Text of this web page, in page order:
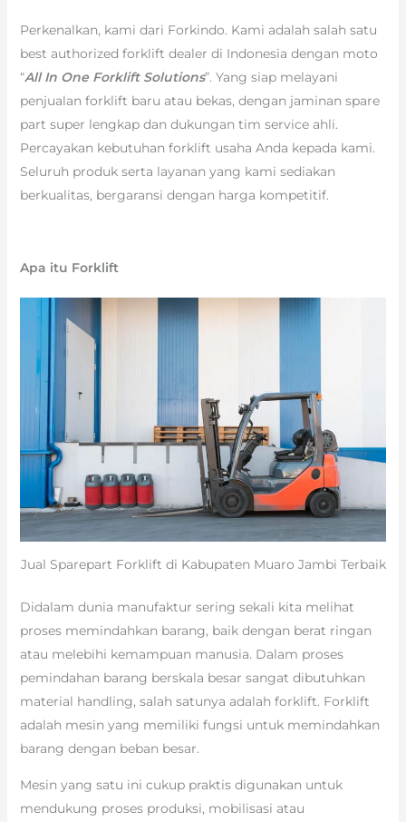
Perkenalkan, kami dari Forkindo. Kami adalah salah satu
best authorized forklift dealer di Indonesia dengan moto
“All In One Forklift Solutions”. Yang siap melayani
penjualan forklift baru atau bekas, dengan jaminan spare
part super lengkap dan dukungan tim service ahli.
Percayakan kebutuhan forklift usaha Anda kepada kami.
Seluruh produk serta layanan yang kami sediakan
berkualitas, bergaransi dengan harga kompetitif.
Apa itu Forklift
Jual Sparepart Forklift di Kabupaten Muaro Jambi Terbaik
Didalam dunia manufaktur sering sekali kita melihat
proses memindahkan barang, baik dengan berat ringan
atau melebihi kemampuan manusia. Dalam proses
pemindahan barang berskala besar sangat dibutuhkan
material handling, salah satunya adalah forklift. Forklift
adalah mesin yang memiliki fungsi untuk memindahkan
barang dengan beban besar.
Mesin yang satu ini cukup praktis digunakan untuk
mendukung proses produksi, mobilisasi atau